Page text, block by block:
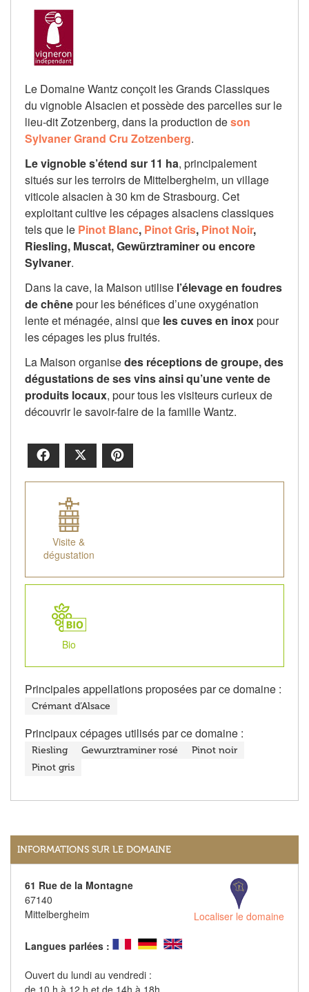
Le Domaine Wantz conçoit les Grands Classiques
du vignoble Alsacien et possède des parcelles sur le
lieu-dit Zotzenberg, dans la production deson
Sylvaner Grand Cru Zotzenberg.
Le vignoble s’étend sur 11 ha, principalement
situés sur les terroirs de Mittelbergheim, un village
viticole alsacien à 30 km de Strasbourg. Cet
exploitant cultive les cépages alsaciens classiques
tels que le Pinot Blanc, Pinot Gris, Pinot Noir,
Riesling, Muscat, Gewürztraminer ou encore
Sylvaner.
Dans la cave, la Maison utilise l’élevage en foudres
de chênepour les bénéfices d’une oxygénation
lente et ménagée, ainsi que les cuves en inoxpour
les cépages les plus fruités.
La Maison organisedes réceptions de groupe, des
dégustations de ses vins ainsi qu’une vente de
produits locaux, pour tous les visiteurs curieux de
découvrir le savoir-faire de la famille Wantz.
Facebook
Visite &
dégustation
Bio
Principales appellations proposées par ce domaine :
Crémant d’Alsace
Principaux cépages utilisés par ce domaine :
Riesling Gewurztraminer rosé
Pinot noir
Pinot gris
INFORMATIONS SUR LE DOMAINE
61 Rue de la Montagne
67140
Mittelbergheim
Localiser le domaine
Langues parlées :
Ouvert du lundi au vendredi :